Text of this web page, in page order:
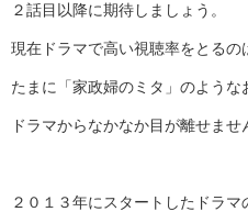
２話目以降に期待しましょう。
現在ドラマで高い視聴率をとる
たまに「家政婦のミタ」のような
ドラマからなかなか目が離せませ
２０１３年にスタートしたドラマ